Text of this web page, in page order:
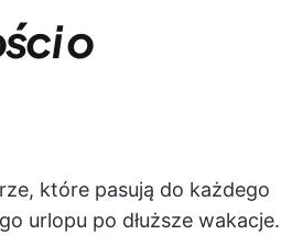
o
które pasują do każdego
urlopu po dłuższe wakacje.